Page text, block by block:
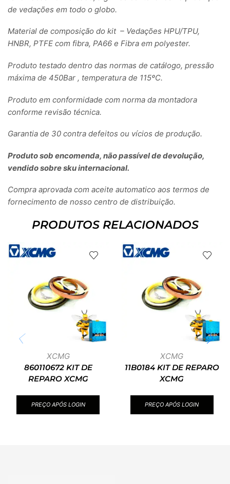
de vedações em todo o globo.
Material de composição do kit – Vedações HPU/TPU,
HNBR, PTFE com fibra, PA66 e Fibra em polyester.
Produto testado dentro das normas de catálogo, pressão
máxima de 450Bar , temperatura de 115ºC.
Produto em conformidade com norma da montadora
conforme revisão técnica.
Garantia de 30 contra defeitos ou vícios de produção.
Produto sob encomenda, não passível de devolução,
vendido sobre sku internacional.
Compra aprovada com aceite automatico aos termos de
fornecimento de nosso centro de distribuição.
PRODUTOS RELACIONADOS
XCMG
860110672 KIT DE
REPARO XCMG
PREÇO APÓS LOGIN
XCMG
11B0184 KIT DE REPARO
XCMG
PREÇO APÓS LOGIN